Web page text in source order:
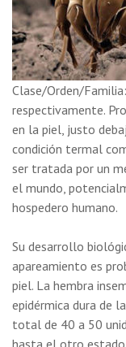
Clase/Orden/
respectivamente.
en la piel, justo
condición termal
ser tratada por un
el mundo,
hospedero humano.
Su desarrollo
apareamiento es
piel. La hembra
epidérmica dura de
total de 40 a 50
hasta el otro estado